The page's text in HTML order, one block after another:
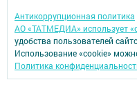
Антикоррупционная политика
АО «ТАТМЕДИА» использует
удобства пользователей
Использование «cookie»
Политика